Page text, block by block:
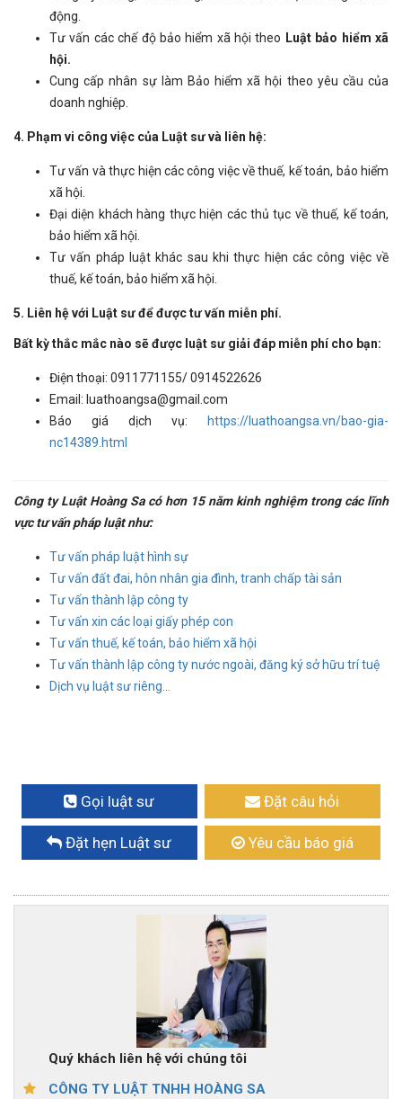
động.
Tư vấn các chế độ bảo hiểm xã hội theo Luật bảo hiểm xã
hội.
Cung cấp nhân sự làm Bảo hiểm xã hội theo yêu cầu của
doanh nghiệp.
4. Phạm vi công việc của Luật sư và liên hệ:
Tư vấn và thực hiện các công việc về thuế, kế toán, bảo hiểm
xã hội.
Đại diện khách hàng thực hiện các thủ tục về thuế, kế toán,
bảo hiểm xã hội.
Tư vấn pháp luật khác sau khi thực hiện các công việc về
thuế, kế toán, bảo hiểm xã hội.
5. Liên hệ với Luật sư để được tư vấn miễn phí.
Bất kỳ thắc mắc nào sẽ được luật sư giải đáp miễn phí cho bạn:
Điện thoại: 0911771155/ 0914522626
Email: luathoangsa@gmail.com
Báo giá dịch vụ:
https://luathoangsa.vn/bao-gia-
nc14389.html
Công ty Luật Hoàng Sa có hơn 15 năm kinh nghiệm trong các lĩnh
vực tư vấn pháp luật như:
Tư vấn pháp luật hình sự
Tư vấn đất đai, hôn nhân gia đình, tranh chấp tài sản
Tư vấn thành lập công ty
Tư vấn xin các loại giấy phép con
Tư vấn thuế, kế toán, bảo hiểm xã hội
Tư vấn thành lập công ty nước ngoài, đăng ký sở hữu trí tuệ
Dịch vụ luật sư riêng...
Gọi luật sư Đặt câu hỏi
Đặt hẹn Luật sư Yêu cầu báo giá
Quý khách liên hệ với chúng tôi
CÔNG TY LUẬT TNHH HOÀNG SA